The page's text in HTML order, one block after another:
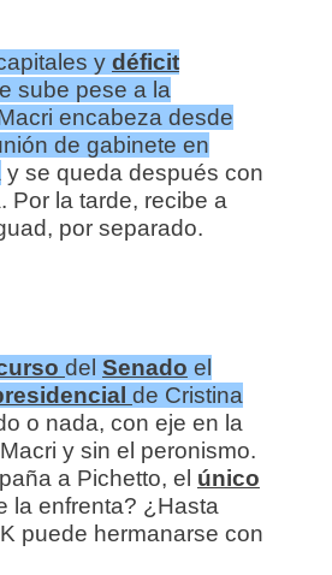
y déficit
sube pese a la
encabeza desde
de gabinete en
y se queda después con
Por la tarde, recibe a
por separado.
del Senado el
de Cristina
o nada, con eje en la
y sin el peronismo.
a Pichetto, el único
la enfrenta? ¿Hasta
puede hermanarse con